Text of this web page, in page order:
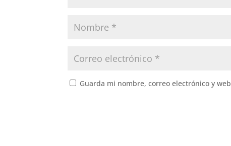
Guarda mi nombre, correo electrónico y